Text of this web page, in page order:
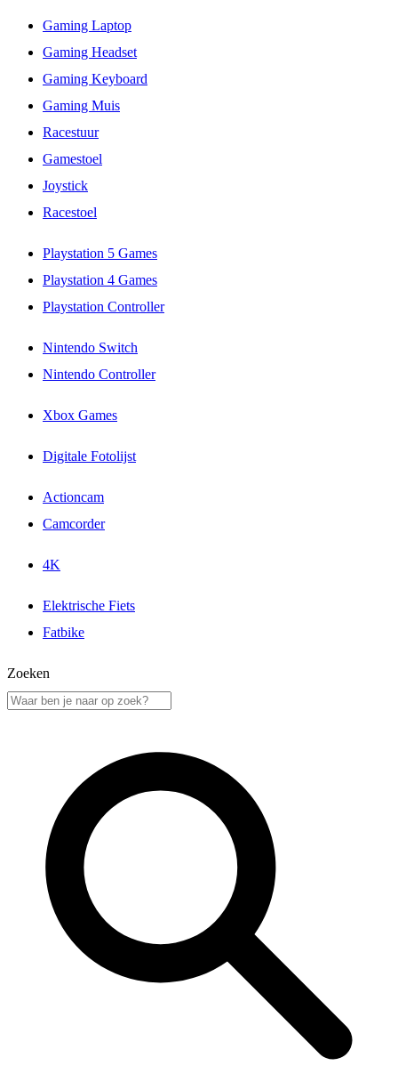
Gaming Laptop
Gaming Headset
Gaming Keyboard
Gaming Muis
Racestuur
Gamestoel
Joystick
Racestoel
Playstation 5 Games
Playstation 4 Games
Playstation Controller
Nintendo Switch
Nintendo Controller
Xbox Games
Digitale Fotolijst
Actioncam
Camcorder
4K
Elektrische Fiets
Fatbike
Zoeken